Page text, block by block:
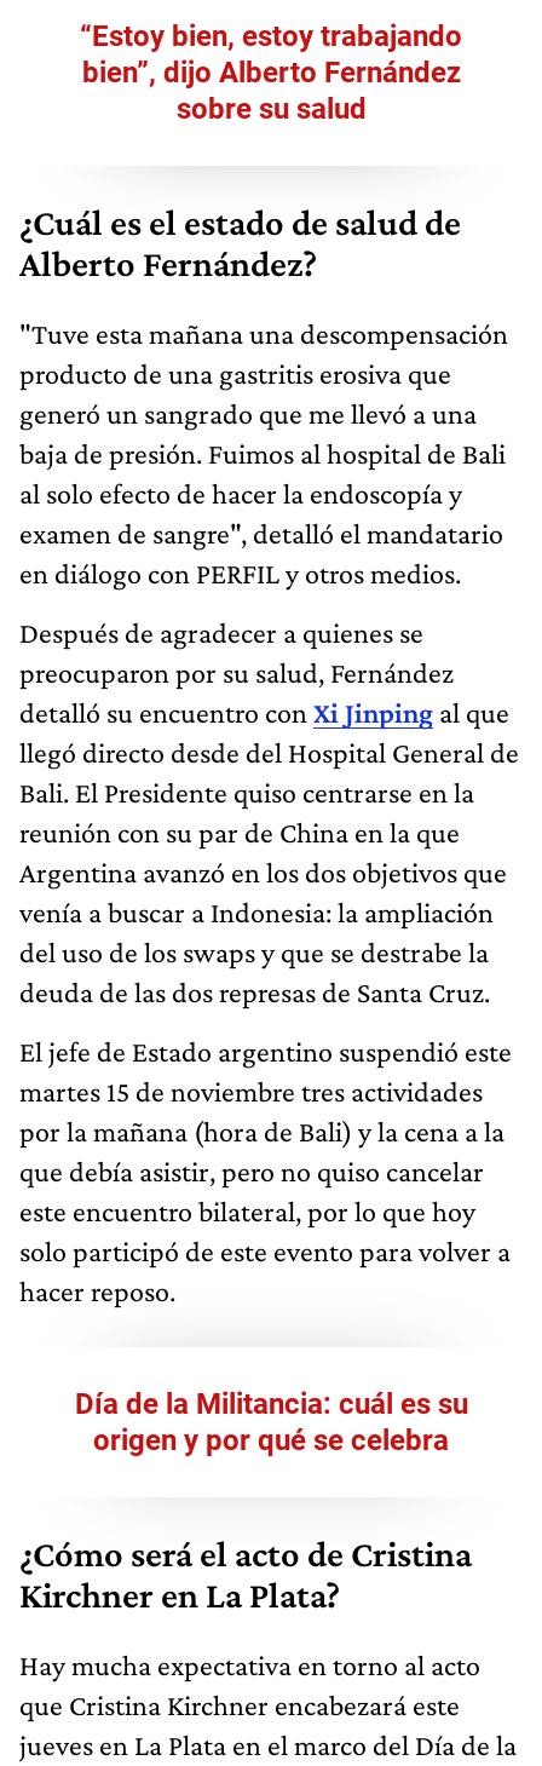
“Estoy bien, estoy trabajando
bien”, dijo Alberto Fernández
sobre su salud
¿Cuál es el estado de salud de
Alberto Fernández?
"Tuve esta mañana una descompensación
producto de una gastritis erosiva que
generó un sangrado que me llevó a una
baja de presión. Fuimos al hospital de Bali
al solo efecto de hacer la endoscopía y
examen de sangre", detalló el mandatario
en diálogo con PERFIL y otros medios.
Después de agradecer a quienes se
preocuparon por su salud, Fernández
detalló su encuentro con Xi Jinping al que
llegó directo desde del Hospital General de
Bali. El Presidente quiso centrarse en la
reunión con su par de China en la que
Argentina avanzó en los dos objetivos que
venía a buscar a Indonesia: la ampliación
del uso de los swaps y que se destrabe la
deuda de las dos represas de Santa Cruz.
El jefe de Estado argentino suspendió este
martes 15 de noviembre tres actividades
por la mañana (hora de Bali) y la cena a la
que debía asistir, pero no quiso cancelar
este encuentro bilateral, por lo que hoy
solo participó de este evento para volver a
hacer reposo.
Día de la Militancia: cuál es su
origen y por qué se celebra
¿Cómo será el acto de Cristina
Kirchner en La Plata?
Hay mucha expectativa en torno al acto
que Cristina Kirchner encabezará este
jueves en La Plata en el marco del Día de la